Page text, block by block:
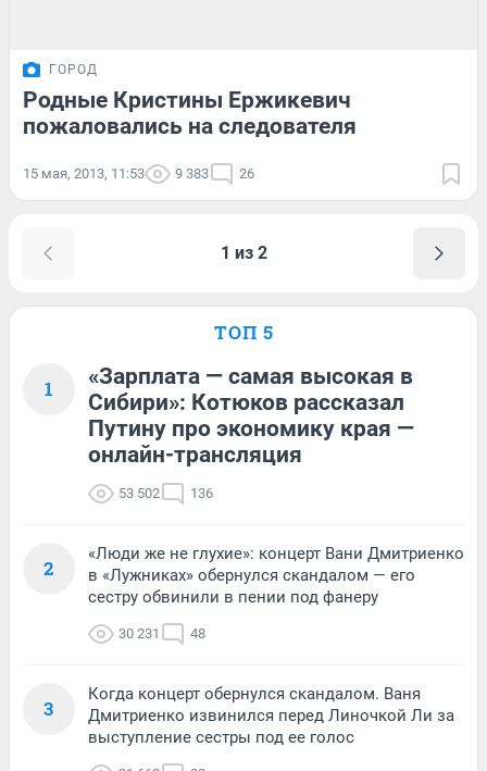
ГОРОД
Родные Кристины Ержикевич
пожаловались на следователя
15 мая, 2013, 11:53 9 383 26
1 из 2
ТОП 5
1
«Зарплата — самая высокая в
Сибири»: Котюков рассказал
Путину про экономику края —
онлайн-трансляция
53 502 136
2
«Люди же не глухие»: концерт Вани Дмитриенко
в «Лужниках» обернулся скандалом — его
сестру обвинили в пении под фанеру
30 231 48
3
Когда концерт обернулся скандалом. Ваня
Дмитриенко извинился перед Линочкой Ли за
выступление сестры под ее голос